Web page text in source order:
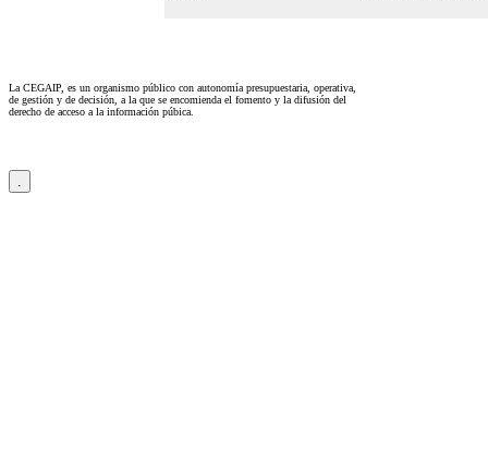
La CEGAIP, es un organismo público con autonomía presupuestaria, operativa,
de gestión y de decisión, a la que se encomienda el fomento y la difusión del
derecho de acceso a la información púbica.